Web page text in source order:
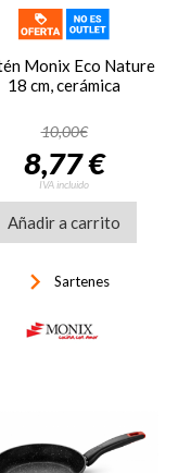
Monix Eco Nature
18 cm, cerámica
10,00€
8,77 €
IVA incluido
Añadir a carrito
keyboard_arrow_right Sartenes